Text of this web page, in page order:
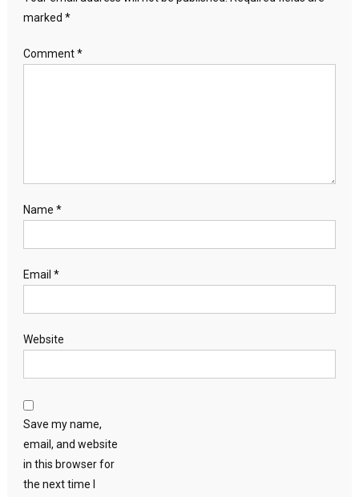
marked *
Comment*
Name *
Email *
Website
Save my name,
email, and website
in this browser for
the next time I